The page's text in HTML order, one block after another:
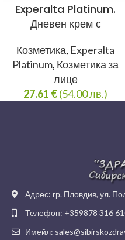
Experalta Platinum.
Дневен крем с
15 / PA +++, 50 мл
Козметика, Experalta
Platinum, Козметика за
лице
27.61 €(54.00 лв.)
Адрес: гр. Пловдив, ул.
Телефон: +359878 316
Имейл: